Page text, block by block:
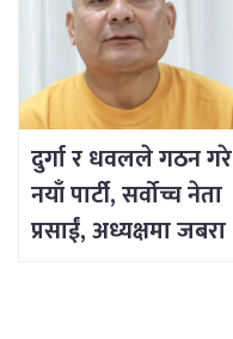
दुर्गा र धवलले गठन गरे
नयाँ पार्टी, सर्वोच्च नेता
प्रसाईं, अध्यक्षमा जबरा